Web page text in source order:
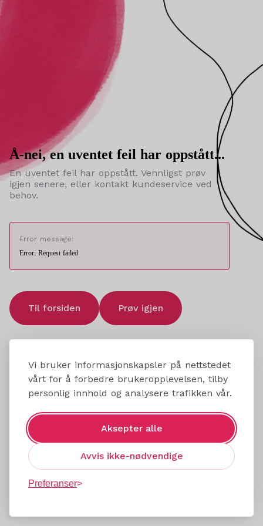
Vi bruker informasjonskapsler på nettstedet
vårt for å forbedre brukeropplevelsen, tilby
personlig innhold og analysere trafikken vår.
Aksepter alle
Avvis ikke-nødvendige
Preferanser
Å-nei, en uventet feil har oppstått...
En uventet feil har oppstått. Vennligst prøv
igjen senere, eller kontakt kundeservice ved
behov.
Error message:
Error: Request failed
Til forsiden Prøv igjen